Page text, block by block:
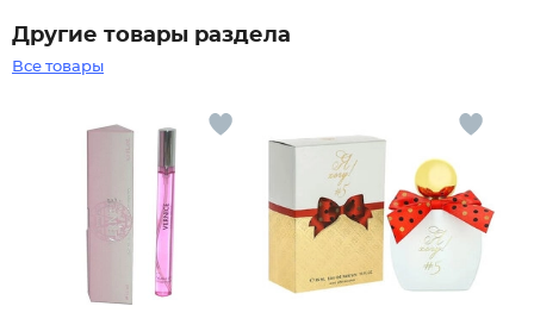
Другие товары раздела
Все товары